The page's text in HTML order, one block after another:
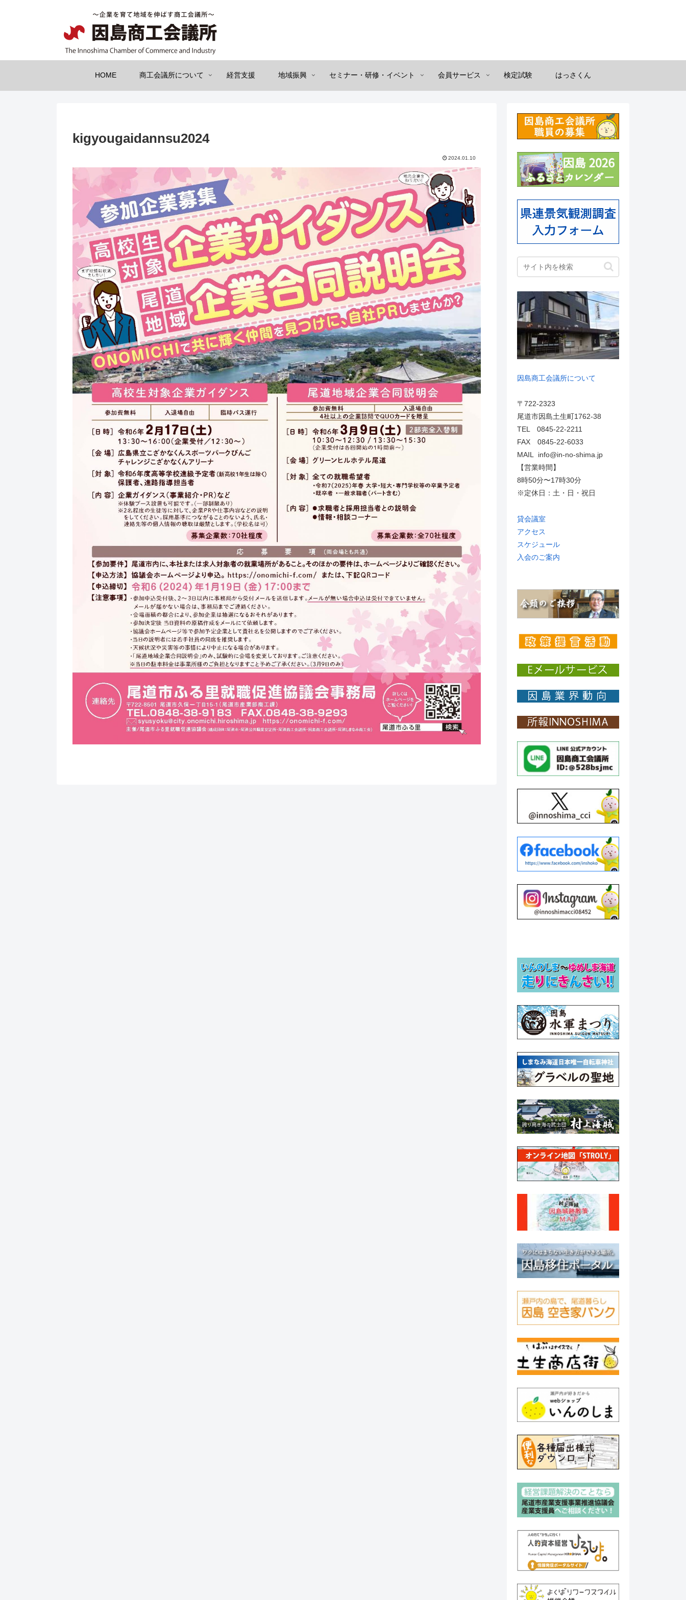
HOME 商工会議所について 経営支援 地域振興 セミナー・研修・イベント 会員サービス 検定試験 はっさくん
kigyougaidannsu2024
2024.01.10
因島商工会議所について
〒722-2323
尾道市因島土生町1762-38
TEL 0845-22-2211
FAX 0845-22-6033
MAIL info@in-no-shima.jp
【営業時間】
8時50分〜17時30分
※定休日：土・日・祝日
貸会議室
アクセス
スケジュール
入会のご案内